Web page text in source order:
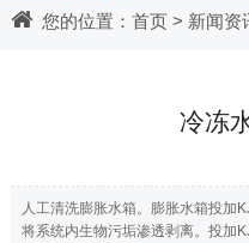
您的位置： 首页> 新闻资
冷冻
人工清洗膨胀水箱。膨胀水箱投加
将系统内生物污垢渗透剥离。投加